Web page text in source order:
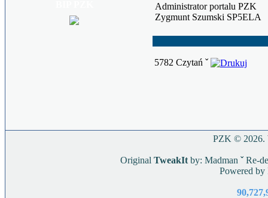
Administrator portalu PZK
Zygmunt Szumski SP5ELA
5782 Czytań ˇ
PZK © 2026.
Original TweakItby: Madman ˇRe-
Powered